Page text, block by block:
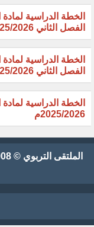
الخطة الدراسية
الفصل الثاني 2025/2026م
الخطة الدراسية
الفصل الثاني 2025/2026م
الخطة الدراسية
2025/2026م
الملتقى التربوي © 2008 by